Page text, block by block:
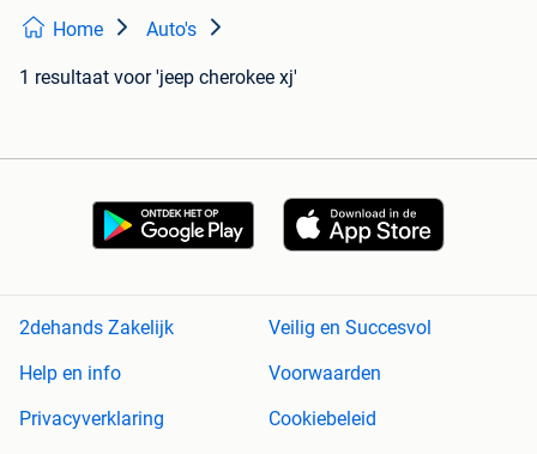
Home Auto's
1 resultaat voor 'jeep cherokee xj'
2dehands Zakelijk
Veilig en Succesvol
Help en info
Voorwaarden
Privacyverklaring
Cookiebeleid